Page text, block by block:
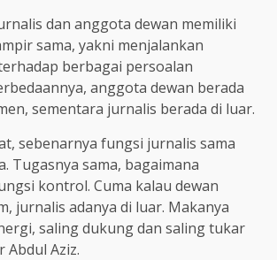
dan anggota dewan memiliki
sama, yakni menjalankan
berbagai persoalan
anggota dewan berada
sementara jurnalis berada di luar.
sebenarnya fungsi jurnalis sama
Tugasnya sama, bagaimana
kontrol. Cuma kalau dewan
jurnalis adanya di luar. Makanya
saling dukung dan saling tukar
Abdul Aziz.